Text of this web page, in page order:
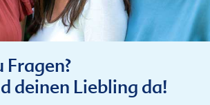
Fragen?
deinen Liebling da!